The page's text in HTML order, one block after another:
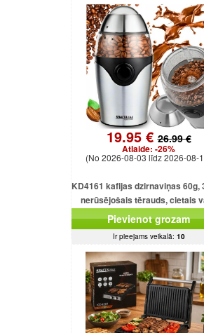
19.95 €26.99 €
Atlaide: -26%
(No 2026-08-03 līdz 2026-08-
KD4161 kafijas dzirnaviņas 60g,
nerūsējošais tērauds, cietais
motors
Pievienot grozam
Ir pieejams veikalā: 10